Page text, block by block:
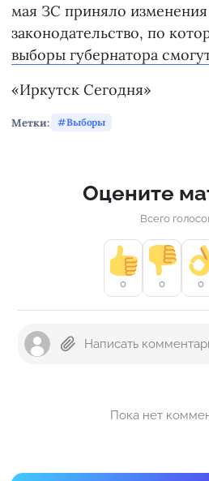
мая ЗС приняло изменения
законодательство, по
выборы губернатора
«Иркутск Сегодня»
Метки: Выборы
Оцените
Всего
0 0 0
Пока нет